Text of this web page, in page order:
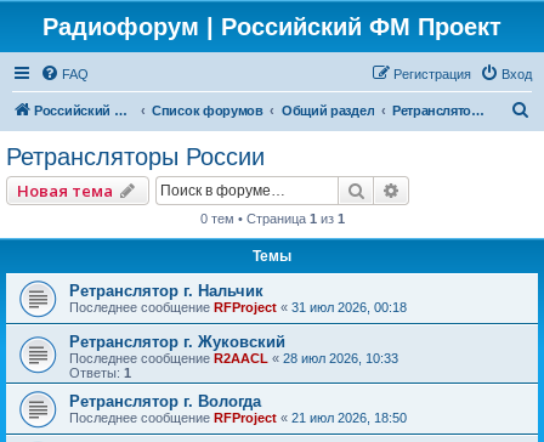
Радиофорум | Российский ФМ Проект
FAQ Вход
Регистрация
Российский ФМ проект Список форумов Общий раздел Ретрансляторы России
Ретрансляторы России
Новая тема Поиск
0 тем • Страница 1 из 1
Темы
Ретранслятор г. Нальчик
Последнее сообщение RFProject « 31 июл 2026, 00:18
Ретранслятор г. Жуковский
Последнее сообщение R2AACL « 28 июл 2026, 10:33
Ответы: 1
Ретранслятор г. Вологда
Последнее сообщение RFProject « 21 июл 2026, 18:50